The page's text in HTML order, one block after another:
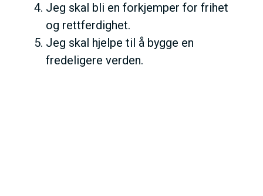
Jeg skal bli en forkjemper for frihet
og rettferdighet.
Jeg skal hjelpe til å bygge en
fredeligere verden.